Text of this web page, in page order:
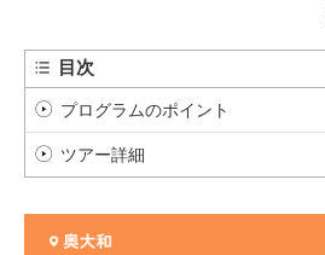
目次
プログラムのポイント
ツアー詳細